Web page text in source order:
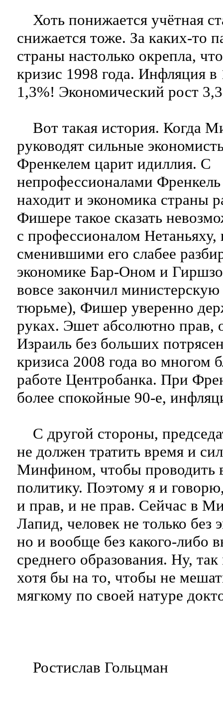
Хоть понижается учётная
снижается тоже. За каких-то
страны настолько окрепла,
кризис 1998 года. Инфляция в
1,3%! Экономический рост
Вот такая история. Когда
руководят сильные
Френкелем царит идиллия. С
непрофессионалами
находит и экономика страны
Фишере такое сказать
с профессионалом Нетаньяху,
сменившими его слабее
экономике Бар-Оном и
вовсе закончил
тюрьме), Фишер уверенно
руках. Эшет абсолютно прав,
Израиль без больших
кризиса 2008 года во многом
работе Центробанка. При
более спокойные 90-е,
С другой стороны,
не должен тратить время и
Минфином, чтобы проводить
политику. Поэтому я и
и прав, и не прав. Сейчас в
Лапид, человек не только без
но и вообще без какого-либо
среднего образования. Ну,
хотя бы на то, чтобы не
мягкому по своей натуре
Ростислав Гольцман